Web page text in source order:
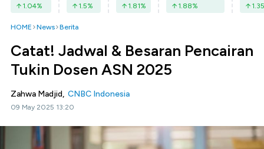
1.04% 1.5% 1.81% 1.88% 1.35
HOME News Berita
Catat! Jadwal & Besaran Pencairan
Tukin Dosen ASN 2025
Zahwa Madjid, CNBC Indonesia
09 May 2025 13:20